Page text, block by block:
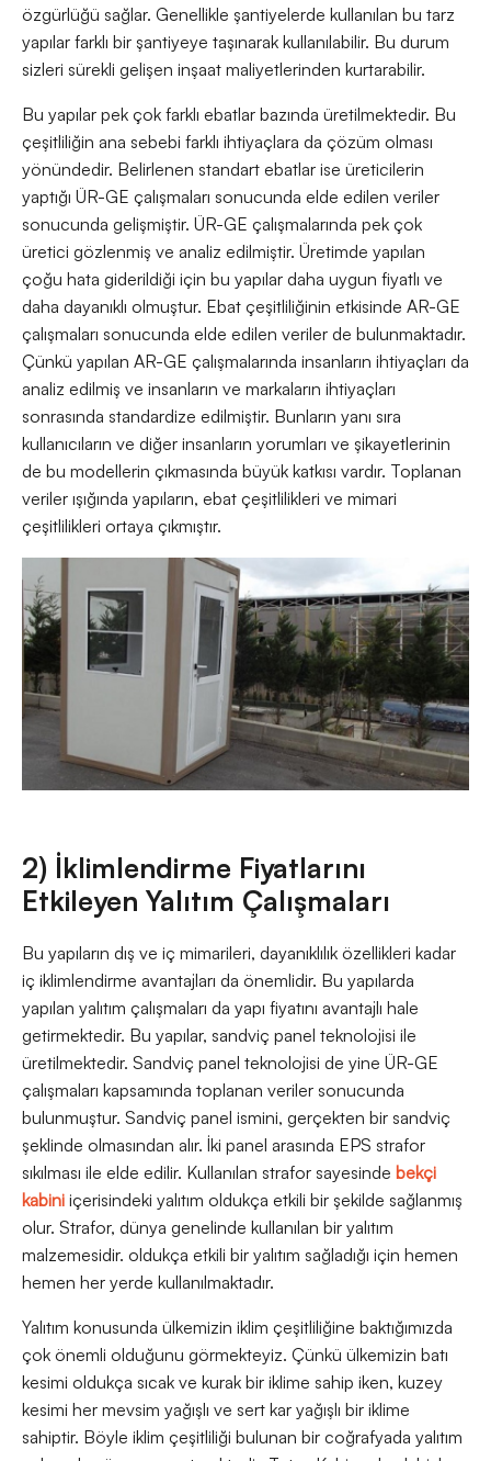
özgürlüğü sağlar. Genellikle şantiyelerde kullanılan bu tarz
yapılar farklı bir şantiyeye taşınarak kullanılabilir. Bu durum
sizleri sürekli gelişen inşaat maliyetlerinden kurtarabilir.
Bu yapılar pek çok farklı ebatlar bazında üretilmektedir. Bu
çeşitliliğin ana sebebi farklı ihtiyaçlara da çözüm olması
yönündedir. Belirlenen standart ebatlar ise üreticilerin
yaptığı ÜR-GE çalışmaları sonucunda elde edilen veriler
sonucunda gelişmiştir. ÜR-GE çalışmalarında pek çok
üretici gözlenmiş ve analiz edilmiştir. Üretimde yapılan
çoğu hata giderildiği için bu yapılar daha uygun fiyatlı ve
daha dayanıklı olmuştur. Ebat çeşitliliğinin etkisinde AR-GE
çalışmaları sonucunda elde edilen veriler de bulunmaktadır.
Çünkü yapılan AR-GE çalışmalarında insanların ihtiyaçları da
analiz edilmiş ve insanların ve markaların ihtiyaçları
sonrasında standardize edilmiştir. Bunların yanı sıra
kullanıcıların ve diğer insanların yorumları ve şikayetlerinin
de bu modellerin çıkmasında büyük katkısı vardır. Toplanan
veriler ışığında yapıların, ebat çeşitlilikleri ve mimari
çeşitlilikleri ortaya çıkmıştır.
2) İklimlendirme Fiyatlarını
Etkileyen Yalıtım Çalışmaları
Bu yapıların dış ve iç mimarileri, dayanıklılık özellikleri kadar
iç iklimlendirme avantajları da önemlidir. Bu yapılarda
yapılan yalıtım çalışmaları da yapı fiyatını avantajlı hale
getirmektedir. Bu yapılar, sandviç panel teknolojisi ile
üretilmektedir. Sandviç panel teknolojisi de yine ÜR-GE
çalışmaları kapsamında toplanan veriler sonucunda
bulunmuştur. Sandviç panel ismini, gerçekten bir sandviç
şeklinde olmasından alır. İki panel arasında EPS strafor
sıkılması ile elde edilir. Kullanılan strafor sayesinde bekçi
kabini içerisindeki yalıtım oldukça etkili bir şekilde sağlanmış
olur. Strafor, dünya genelinde kullanılan bir yalıtım
malzemesidir. oldukça etkili bir yalıtım sağladığı için hemen
hemen her yerde kullanılmaktadır.
Yalıtım konusunda ülkemizin iklim çeşitliliğine baktığımızda
çok önemli olduğunu görmekteyiz. Çünkü ülkemizin batı
kesimi oldukça sıcak ve kurak bir iklime sahip iken, kuzey
kesimi her mevsim yağışlı ve sert kar yağışlı bir iklime
sahiptir. Böyle iklim çeşitliliği bulunan bir coğrafyada yalıtım